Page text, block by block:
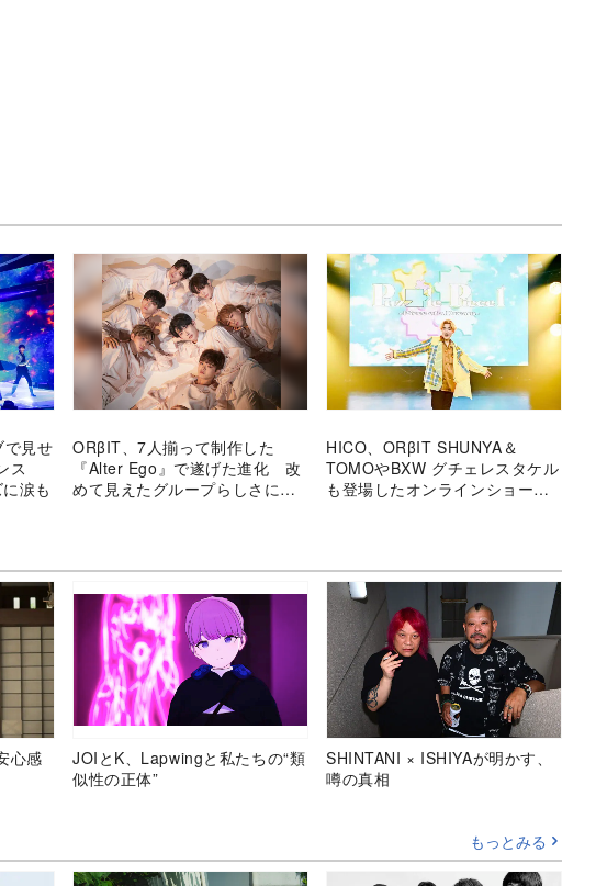
見せ
ス
涙も
ORβIT、7人揃って制作した
『Alter Ego』で遂げた進化 改
めて見えたグループらしさにも
HICO、ORβIT SHUNYA＆
TOMOやBXW グチェレスタケル
も登場したオンラインショー
心感
JOIとK、Lapwingと私たちの“類
似性の正体”
SHINTANI × ISHIYAが明かす、
噂の真相
もっとみる